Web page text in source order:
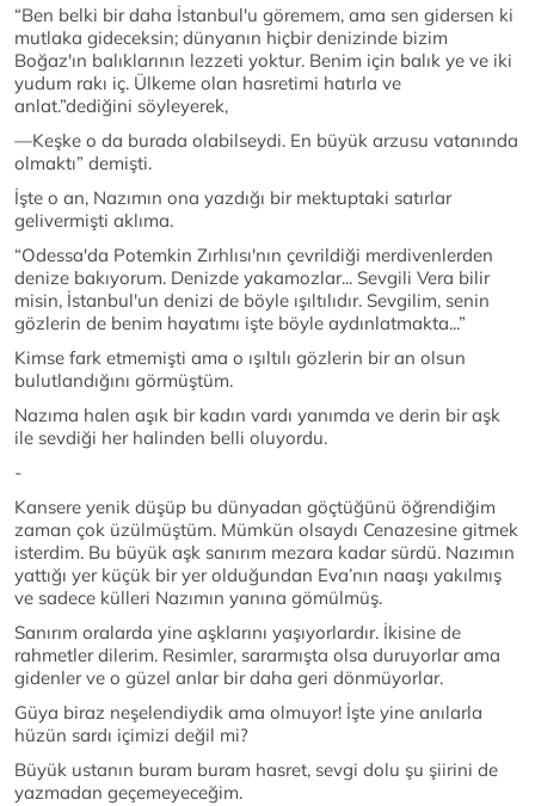
“Ben belki bir daha İstanbul'u göremem, ama sen gidersen ki
mutlaka gideceksin; dünyanın hiçbir denizinde bizim
Boğaz'ın balıklarının lezzeti yoktur. Benim için balık ye ve iki
yudum rakı iç. Ülkeme olan hasretimi hatırla ve
anlat.”dediğini söyleyerek,
—Keşke o da burada olabilseydi. En büyük arzusu vatanında
olmaktı” demişti.
İşte o an, Nazımın ona yazdığı bir mektuptaki satırlar
gelivermişti aklıma.
“Odessa'da Potemkin Zırhlısı'nın çevrildiği merdivenlerden
denize bakıyorum. Denizde yakamozlar... Sevgili Vera bilir
misin, İstanbul'un denizi de böyle ışıltılıdır. Sevgilim, senin
gözlerin de benim hayatımı işte böyle aydınlatmakta...”
Kimse fark etmemişti ama o ışıltılı gözlerin bir an olsun
bulutlandığını görmüştüm.
Nazıma halen aşık bir kadın vardı yanımda ve derin bir aşk
ile sevdiği her halinden belli oluyordu.
-
Kansere yenik düşüp bu dünyadan göçtüğünü öğrendiğim
zaman çok üzülmüştüm. Mümkün olsaydı Cenazesine gitmek
isterdim. Bu büyük aşk sanırım mezara kadar sürdü. Nazımın
yattığı yer küçük bir yer olduğundan Eva’nın naaşı yakılmış
ve sadece külleri Nazımın yanına gömülmüş.
Sanırım oralarda yine aşklarını yaşıyorlardır. İkisine de
rahmetler dilerim. Resimler, sararmışta olsa duruyorlar ama
gidenler ve o güzel anlar bir daha geri dönmüyorlar.
Güya biraz neşelendiydik ama olmuyor! İşte yine anılarla
hüzün sardı içimizi değil mi?
Büyük ustanın buram buram hasret, sevgi dolu şu şiirini de
yazmadan geçemeyeceğim.